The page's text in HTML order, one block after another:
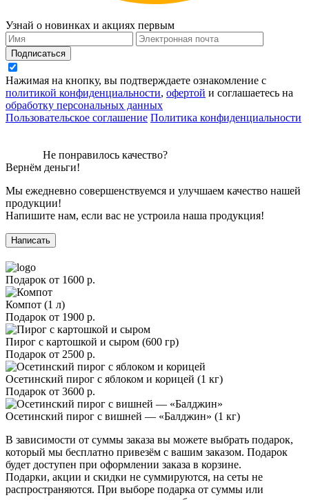
Узнай о новинках и акциях первым
Подписаться
Нажимая на кнопку, вы подтверждаете ознакомление с
политикой конфиденциальности, офертой и соглашаетесь на
обработку персональных данных
Пользовательское соглашение Политика конфиденциальности
Не понравилось качество?
Вернём деньги!
Мы ежедневно совершенствуемся и улучшаем качество нашей
продукции!
Напишите нам, если вас не устроила наша продукция!
Написать
Подарок от 1600 р.
Компот (1 л)
Подарок от 1900 р.
Пирог с картошкой и сыром (600 гр)
Подарок от 2500 р.
Осетинский пирог с яблоком и корицей (1 кг)
Подарок от 3600 р.
Осетинский пирог с вишней — «Балджин» (1 кг)
В зависимости от суммы заказа вы можете выбрать подарок,
который мы бесплатно привезём с вашим заказом. Подарок
будет доступен при оформлении заказа в корзине.
Подарки, акции и скидки не суммируются, на сеты не
распространяются. При выборе подарка от суммы или